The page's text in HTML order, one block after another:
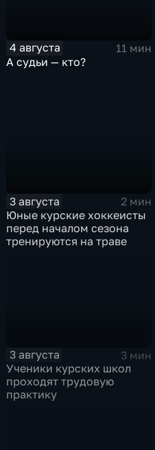
4 августа
11 мин
А судьи — кто?
3 августа
2 мин
Юные курские хоккеисты
перед началом сезона
тренируются на траве
3 августа
3 мин
Ученики курских школ
проходят трудовую
практику